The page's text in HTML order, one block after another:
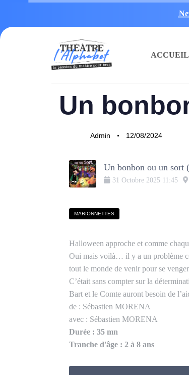
ACCUEIL
IN:
Un
Admin
on:
12/08/2024
Un bonbon ou un sort
31 Octobre 2025 11:45
MARIONNETTES
Halloween approche et comme
Oui mais voilà… il y a un problème
tout le monde de venir pour se
C’était sans compter sur la
Bart et le Comte auront besoin de
de : Sébastien MORENA
avec : Sébastien MORENA
Durée : 35 mn
Tranche d'âge : 2 à 8 ans